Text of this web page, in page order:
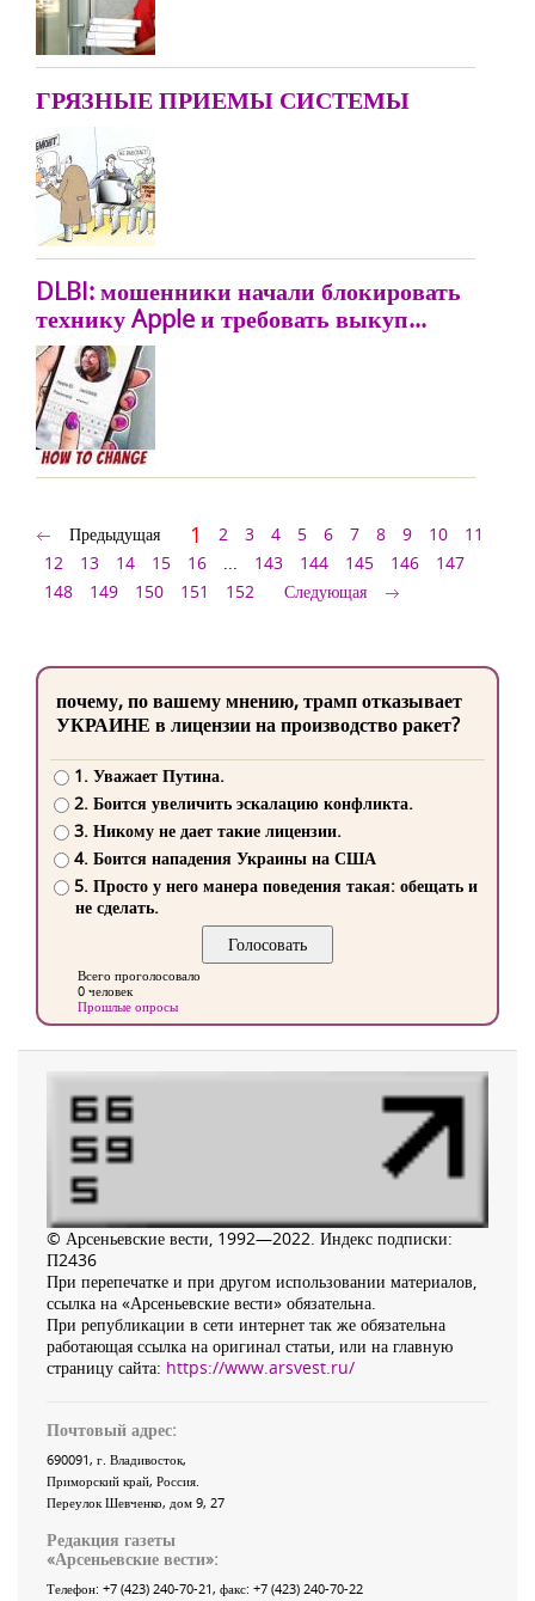
ГРЯЗНЫЕ ПРИЕМЫ СИСТЕМЫ
DLBI: мошенники начали блокировать
технику Apple и требовать выкуп...
Предыдущая 1 2 3 4 5 6 7 8 9 10
11
12
13 14 15 16 ... 143 144 145 146
147
148
149 150 151 152 Следующая
почему, по вашему мнению, трамп отказывает
УКРАИНЕ в лицензии на производство ракет?
1. Уважает Путина.
2. Боится увеличить эскалацию конфликта.
3. Никому не дает такие лицензии.
4. Боится нападения Украины на США
5. Просто у него манера поведения такая: обещать и
не сделать.
Всего проголосовало
0 человек
Прошлые опросы
© Арсеньевские вести, 1992—2022. Индекс подписки:
П2436
При перепечатке и при другом использовании материалов,
ссылка на «Арсеньевские вести» обязательна.
При републикации в сети интернет так же обязательна
работающая ссылка на оригинал статьи, или на главную
страницу сайта: https://www.arsvest.ru/
Почтовый адрес:
690091, г. Владивосток,
Приморский край, Россия
Переулок Шевченко, дом 9, 27
Редакция газеты
«Арсеньевские вести»:
Телефон: +7 (423) 240-70-21, факс: +7 (423) 240-70-22